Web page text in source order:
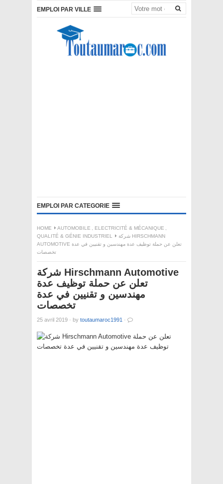
EMPLOI PAR VILLE
EMPLOI PAR CATEGORIE
HOME AUTOMOBILE , ELECTRICITÉ & MÉCANIQUE ,
QUALITÉ & GÉNIE INDUSTRIEL
شركة HIRSCHMANN
AUTOMOTIVE تعلن عن حملة توظيف عدة مهندسين و تقنيين في عدة
تخصصات
شركة Hirschmann Automotive
تعلن عن حملة توظيف عدة
مهندسين و تقنيين في عدة
تخصصات
25 avril 2019 · by toutaumaroc1991 ·